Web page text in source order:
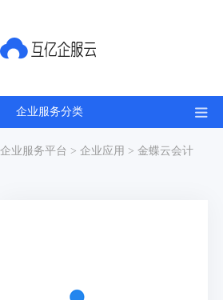
企业服务分类
企业服务平台 > 企业应用 > 金蝶云会计